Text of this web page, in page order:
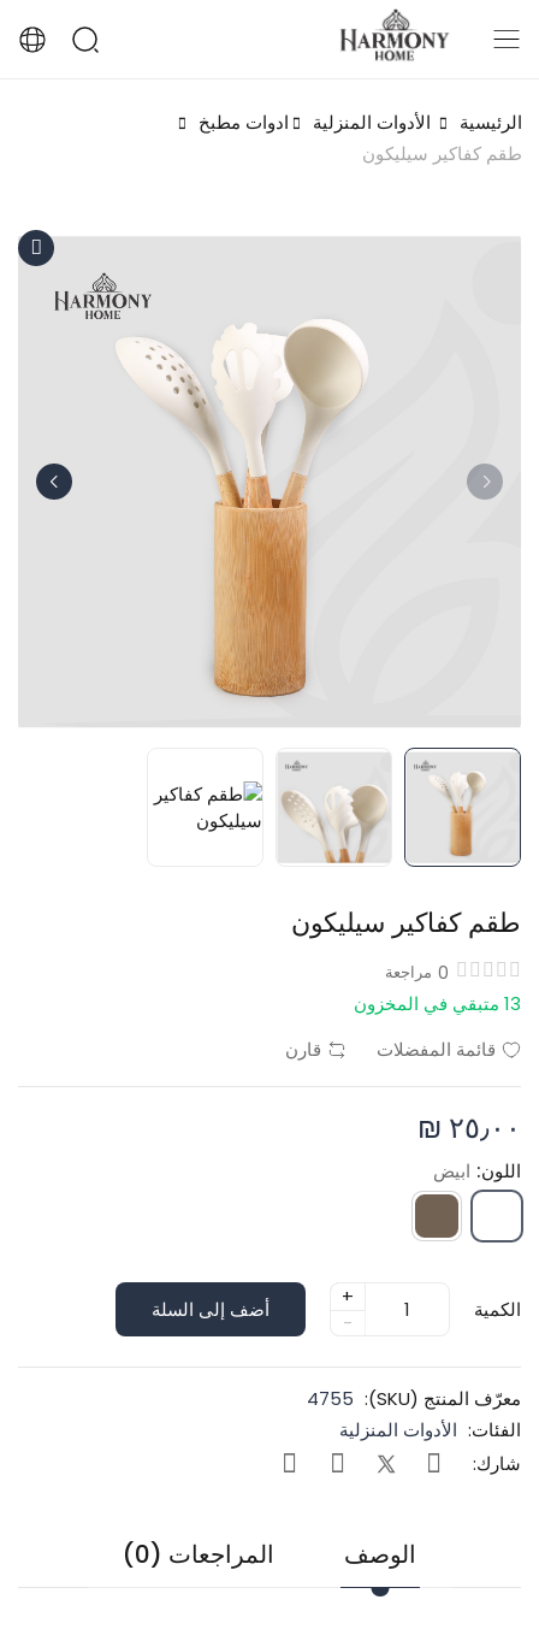
الرئيسية الأدوات المنزلية
ادوات مطبخ
طقم كفاكير سيليكون
طقم كفاكير سيليكون
0 مراجعة
13 متبقي في المخزون
قائمة المفضلات
قارن
٢٥٫٠٠ ₪
اللون: ابيض
الكمية
+
-
أضف إلى السلة
معرّف المنتج (SKU):
4755
الفئات: الأدوات المنزلية
شارك:
الوصف المراجعات (0)